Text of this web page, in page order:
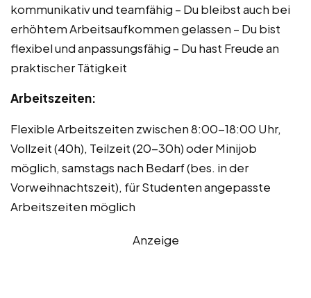
kommunikativ und teamfähig – Du bleibst auch bei
erhöhtem Arbeitsaufkommen gelassen – Du bist
flexibel und anpassungsfähig – Du hast Freude an
praktischer Tätigkeit
Arbeitszeiten:
Flexible Arbeitszeiten zwischen 8:00-18:00 Uhr,
Vollzeit (40h), Teilzeit (20-30h) oder Minijob
möglich, samstags nach Bedarf (bes. in der
Vorweihnachtszeit), für Studenten angepasste
Arbeitszeiten möglich
Anzeige